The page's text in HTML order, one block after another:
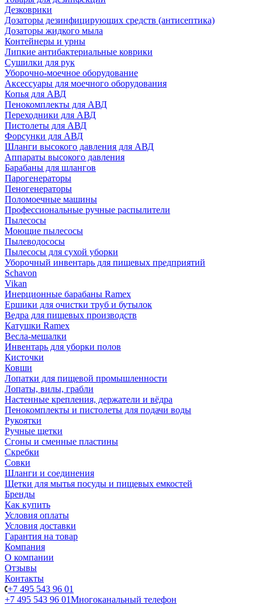
Дезковрики
Дозаторы дезинфицирующих средств (антисептика)
Дозаторы жидкого мыла
Контейнеры и урны
Липкие антибактериальные коврики
Сушилки для рук
Уборочно-моечное оборудование
Аксессуары для моечного оборудования
Копья для АВД
Пенокомплекты для АВД
Переходники для АВД
Пистолеты для АВД
Форсунки для АВД
Шланги высокого давления для АВД
Аппараты высокого давления
Барабаны для шлангов
Парогенераторы
Пеногенераторы
Поломоечные машины
Профессиональные ручные распылители
Пылесосы
Моющие пылесосы
Пылеводососы
Пылесосы для сухой уборки
Уборочный инвентарь для пищевых предприятий
Schavon
Vikan
Инерционные барабаны Ramex
Ершики для очистки труб и бутылок
Ведра для пищевых производств
Катушки Ramex
Весла-мешалки
Инвентарь для уборки полов
Кисточки
Ковши
Лопатки для пищевой промышленности
Лопаты, вилы, грабли
Настенные крепления, держатели и вёдра
Пенокомплекты и пистолеты для подачи воды
Рукоятки
Ручные щетки
Сгоны и сменные пластины
Скребки
Совки
Шланги и соединения
Щетки для мытья посуды и пищевых емкостей
Бренды
Как купить
Условия оплаты
Условия доставки
Гарантия на товар
Компания
О компании
Отзывы
Контакты
+7 495 543 96 01
+7 495 543 96 01Многоканальный телефон